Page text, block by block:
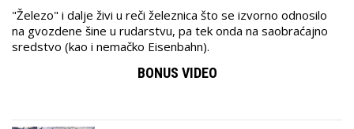
"Železo" i dalje živi u reči železnica što se izvorno odnosilo
na gvozdene šine u rudarstvu, pa tek onda na saobraćajno
sredstvo (kao i nemačko Eisenbahn).
BONUS VIDEO